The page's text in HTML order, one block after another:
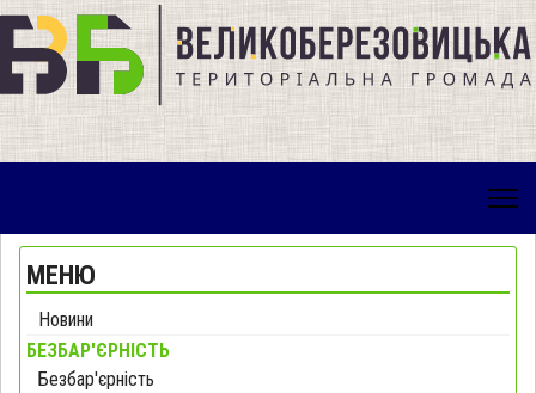
МЕНЮ
Новини
БЕЗБАР'ЄРНІСТЬ
Безбар'єрність